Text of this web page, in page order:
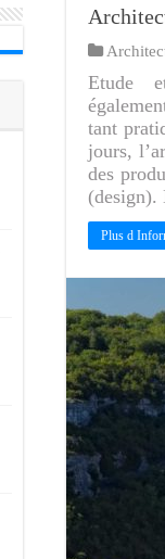
Etude
tant
jours,
des
Plus d